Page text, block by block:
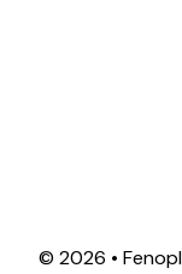
© 2026 •